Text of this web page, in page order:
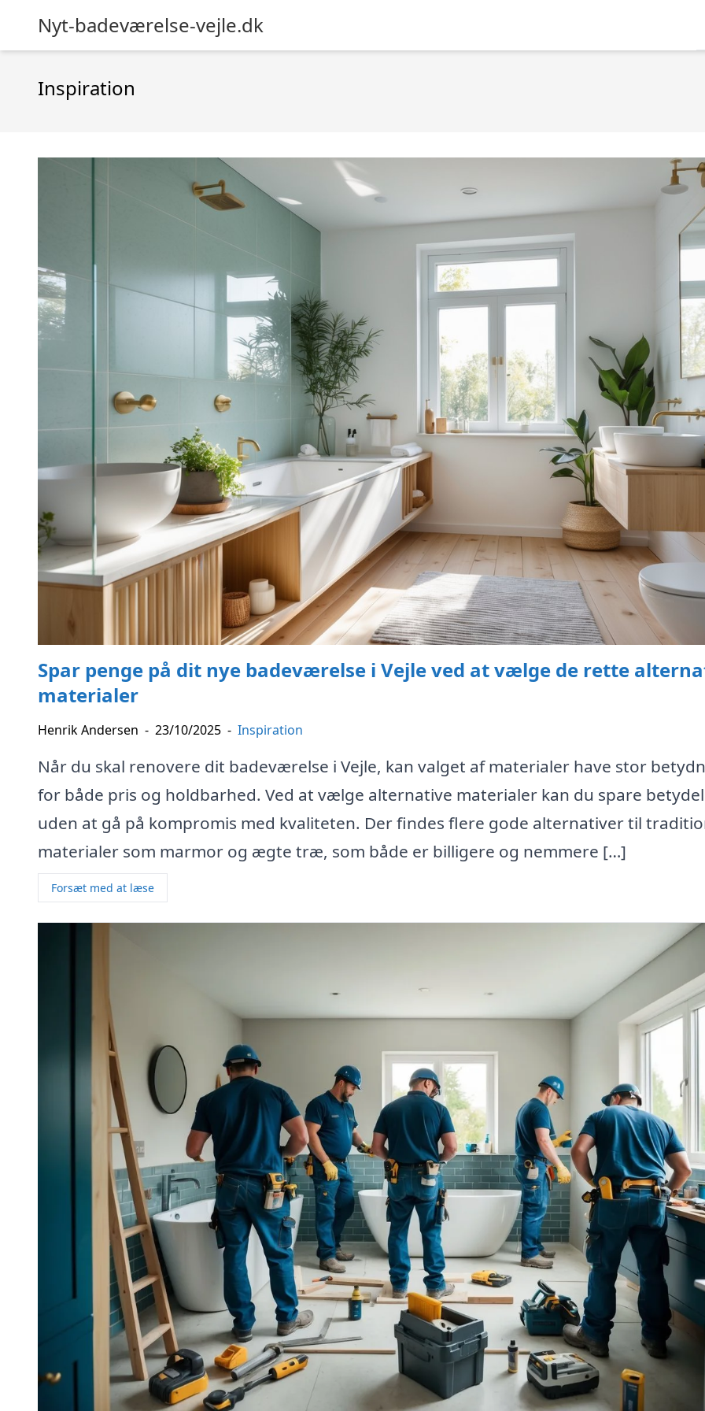
Nyt-badeværelse-vejle.dk
Inspiration
Spar penge på dit nye badeværelse i Vejle ved at vælge de rette
materialer
Henrik Andersen - 23/10/2025 - Inspiration
Når du skal renovere dit badeværelse i Vejle, kan valget af materialer have stor
for både pris og holdbarhed. Ved at vælge alternative materialer kan du spare
uden at gå på kompromis med kvaliteten. Der findes flere gode alternativer til
materialer som marmor og ægte træ, som både er billigere og nemmere […]
Forsæt med at læse